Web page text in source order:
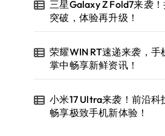
三星Galaxy Z Fold7来袭
突破，体验再升级！
荣耀WIN RT速递来袭，手
掌中畅享新鲜资讯！
小米17 Ultra来袭！前沿科
畅享极致手机新体验！